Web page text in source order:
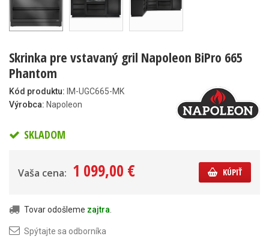
Skrinka pre vstavaný gril Napoleon BiPro 665
Phantom
Kód produktu: IM-UGC665-MK
Výrobca: Napoleon
SKLADOM
Vaša cena: 1 099,00 € KÚPIŤ
Tovar odošleme zajtra
Spýtajte sa odborníka